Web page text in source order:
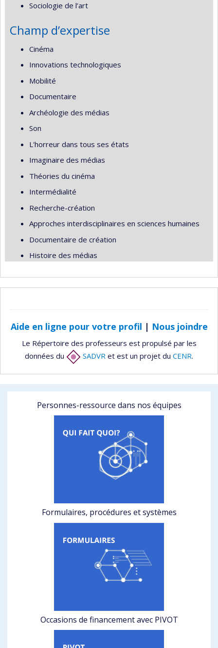
Sociologie de l’art
Champ d’expertise
Cinéma
Innovations technologiques
Mobilité
Documentaire
Archéologie des médias
Son
L'horreur dans tous ses états
Imaginaire des médias
Théories du cinéma
Intermédialité
Recherche-création
Approches interdisciplinaires en sciences humaines
Documentaire de création
Histoire des médias
Aide en ligne pour votre profil | Nous joindre
Le Répertoire des professeurs est propulsé par les
données du
SADVR et est un projet du CENR.
Personnes-ressource dans nos équipes
Formulaires, procédures et systèmes
Occasions de financement avec PIVOT